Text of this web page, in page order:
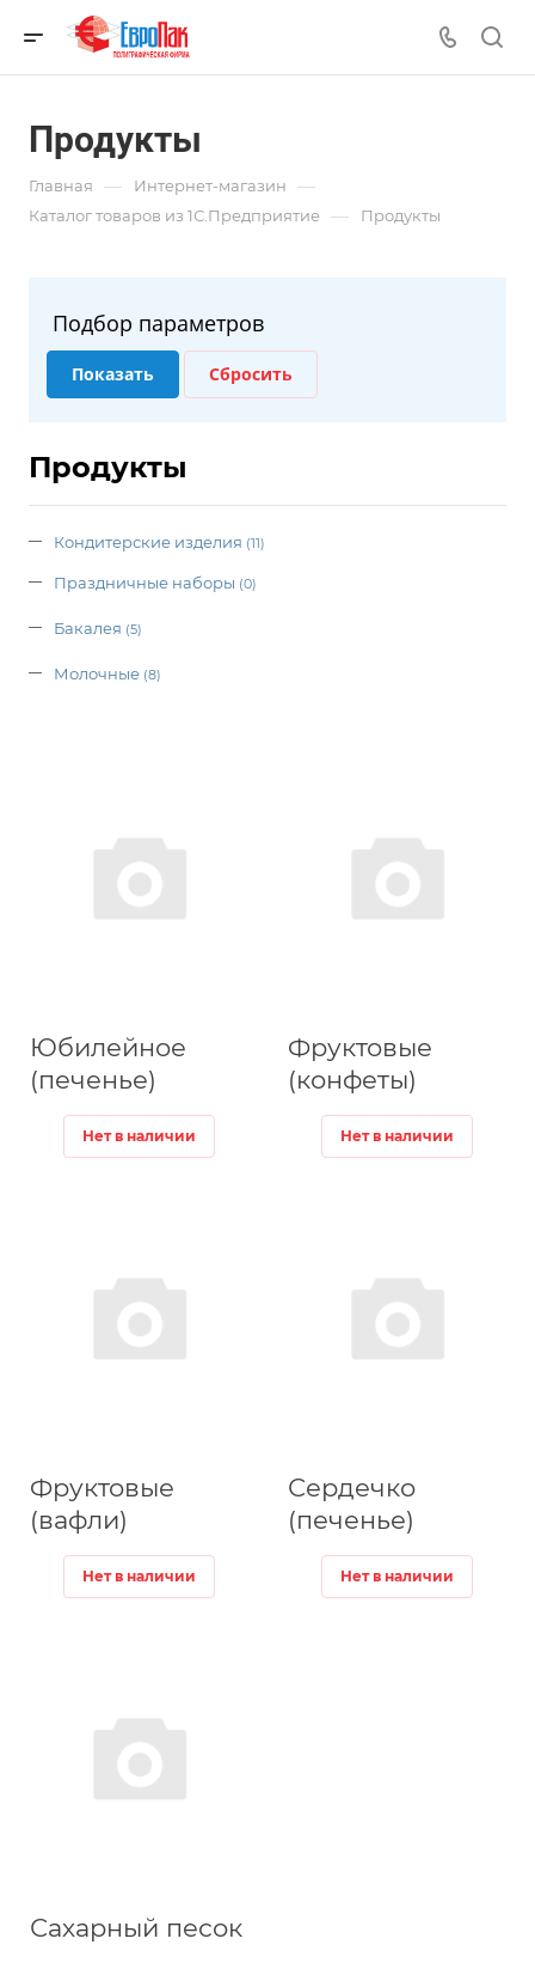
Продукты
Главная — Интернет-магазин —
Каталог товаров из 1С.Предприятие — Продукты
Подбор параметров
Продукты
Кондитерские изделия (11)
Праздничные наборы (0)
Бакалея (5)
Молочные (8)
Юбилейное
(печенье)
Нет в наличии
Фруктовые
(конфеты)
Нет в наличии
Фруктовые
(вафли)
Нет в наличии
Сердечко
(печенье)
Нет в наличии
Сахарный песок